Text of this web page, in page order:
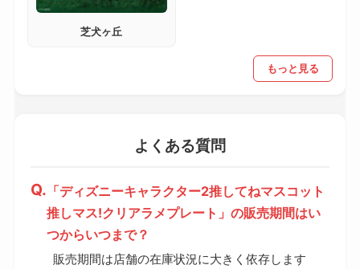
芝犬ヶ丘
もっと見る
よくある質問
「ディズニーキャラクター2推してねマスコット
推しマス!クリアラメプレート」の販売期間はい
つからいつまで？
販売期間は店舗の在庫状況に大きく依存します